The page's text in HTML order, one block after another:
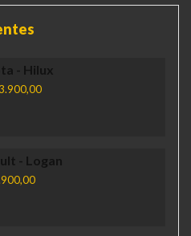
- Hilux
- Logan